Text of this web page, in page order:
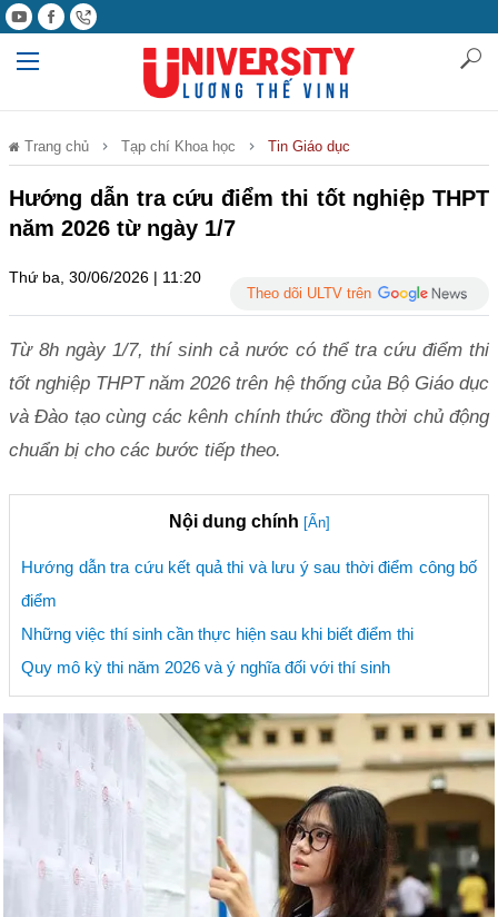
Trang chủ Tạp chí Khoa học Tin Giáo dục
Hướng dẫn tra cứu điểm thi tốt nghiệp THPT
năm 2026 từ ngày 1/7
Thứ ba, 30/06/2026 | 11:20
Theo dõi ULTV trên
Từ 8h ngày 1/7, thí sinh cả nước có thể tra cứu điểm thi
tốt nghiệp THPT năm 2026 trên hệ thống của Bộ Giáo dục
và Đào tạo cùng các kênh chính thức đồng thời chủ động
chuẩn bị cho các bước tiếp theo.
Nội dung chính [Ẩn]
Hướng dẫn tra cứu kết quả thi và lưu ý sau thời điểm công bố
điểm
Những việc thí sinh cần thực hiện sau khi biết điểm thi
Quy mô kỳ thi năm 2026 và ý nghĩa đối với thí sinh